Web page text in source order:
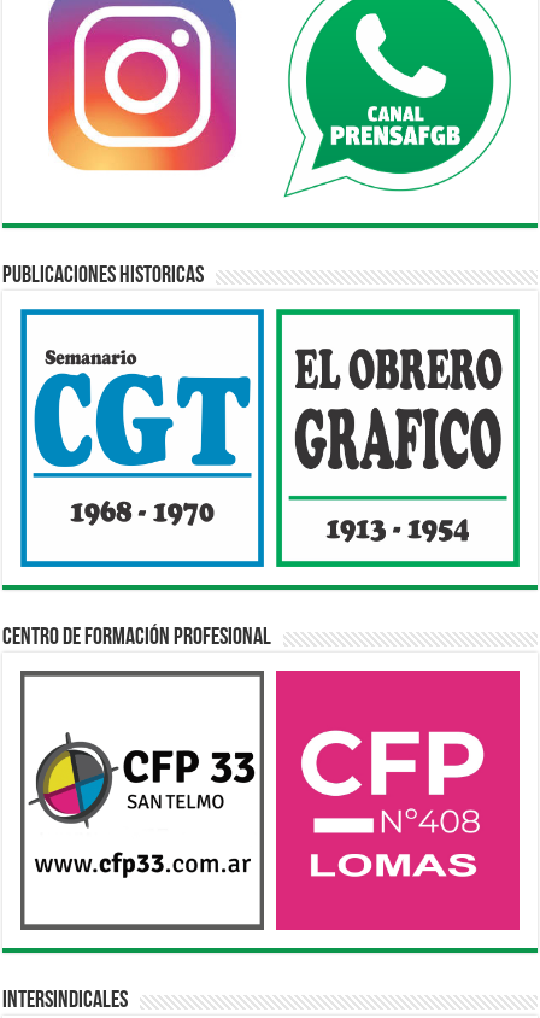
Publicaciones Historicas
Centro de Formación Profesional
Intersindicales